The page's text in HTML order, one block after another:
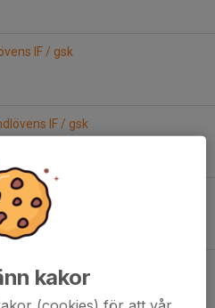
IF / gsk
IF / gsk
Hockey:1
IF / gsk
kakor